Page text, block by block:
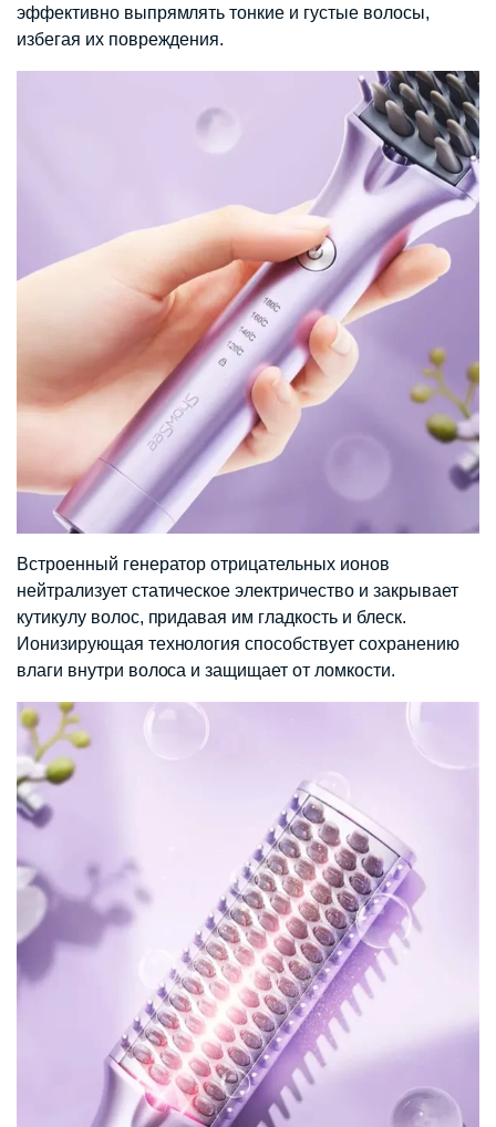
эффективно выпрямлять тонкие и густые волосы,
избегая их повреждения.
Встроенный генератор отрицательных ионов
нейтрализует статическое электричество и закрывает
кутикулу волос, придавая им гладкость и блеск.
Ионизирующая технология способствует сохранению
влаги внутри волоса и защищает от ломкости.